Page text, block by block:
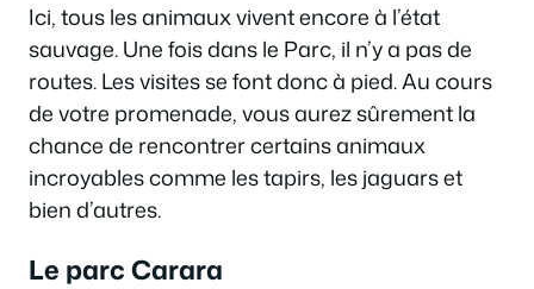
Ici, tous les animaux vivent encore à l’état
sauvage. Une fois dans le Parc, il n’y a pas de
routes. Les visites se font donc à pied. Au cours
de votre promenade, vous aurez sûrement la
chance de rencontrer certains animaux
incroyables comme les tapirs, les jaguars et
bien d’autres.
Le parc Carara